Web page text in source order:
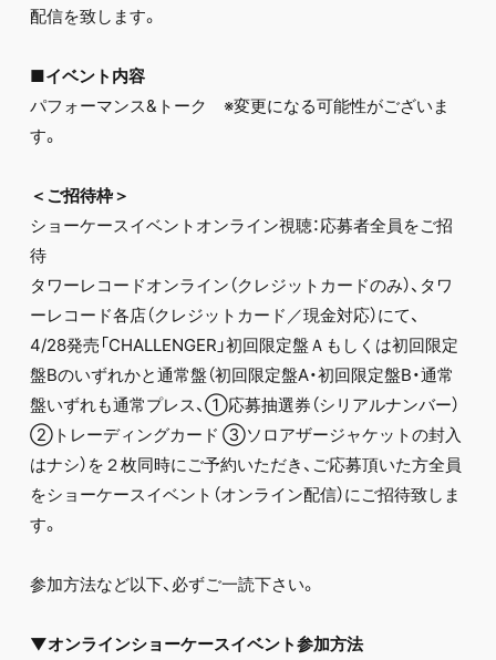
配信を致します。
■イベント内容
パフォーマンス&トーク ※変更になる可能性がございま
す。
＜ご招待枠＞
ショーケースイベントオンライン視聴：応募者全員をご招
待
タワーレコードオンライン（クレジットカードのみ）、タワ
ーレコード各店（クレジットカード／現金対応）にて、
4/28発売「CHALLENGER」初回限定盤Ａもしくは初回限定
盤Bのいずれかと通常盤（初回限定盤A・初回限定盤B・通常
盤いずれも通常プレス、①応募抽選券（シリアルナンバー）
②トレーディングカード ③ソロアザージャケットの封入
はナシ）を２枚同時にご予約いただき、ご応募頂いた方全員
をショーケースイベント（オンライン配信）にご招待致しま
す。
参加方法など以下、必ずご一読下さい。
▼オンラインショーケースイベント参加方法